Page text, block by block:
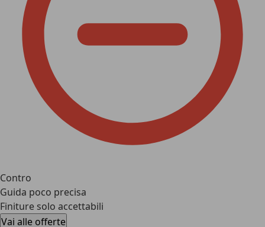
Contro
Guida poco precisa
Finiture solo accettabili
Vai alle offerte